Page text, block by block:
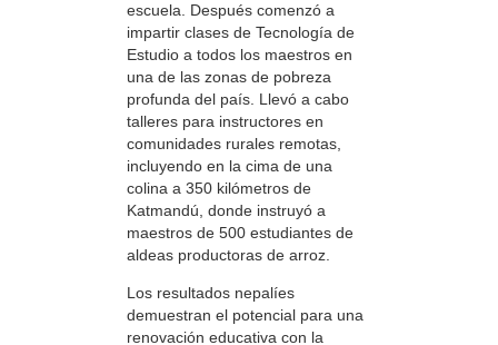
escuela. Después comenzó a
impartir clases de Tecnología de
Estudio a todos los maestros en
una de las zonas de pobreza
profunda del país. Llevó a cabo
talleres para instructores en
comunidades rurales remotas,
incluyendo en la cima de una
colina a 350 kilómetros de
Katmandú, donde instruyó a
maestros de 500 estudiantes de
aldeas productoras de arroz.
Los resultados nepalíes
demuestran el potencial para una
renovación educativa con la